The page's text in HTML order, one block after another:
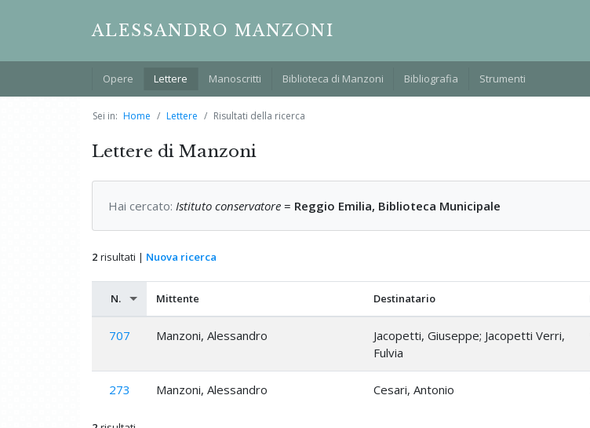
ALESSANDRO MANZONI
Opere Lettere Manoscritti Biblioteca di Manzoni Bibliografia Strumenti
Sei in: Home Lettere Risultati della ricerca
Lettere di Manzoni
Hai cercato: Istituto conservatore = Reggio Emilia, Biblioteca Municipale
2 risultati | Nuova ricerca
N. Mittente Destinatario
707 Manzoni, Alessandro
Jacopetti, Giuseppe; Jacopetti Verri,
Fulvia
273 Manzoni, Alessandro Cesari, Antonio